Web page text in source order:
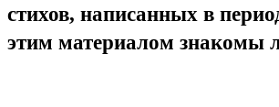
стихов, написанных в
этим материалом знакомы